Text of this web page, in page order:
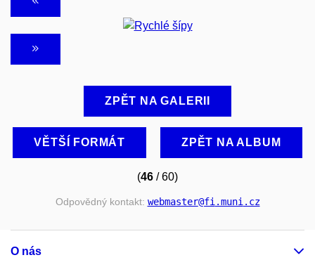
ZPĚT NA GALERII
VĚTŠÍ FORMÁT ZPĚT NA ALBUM
(46 / 60)
Odpovědný kontakt: webmaster@fi.muni.cz
O nás